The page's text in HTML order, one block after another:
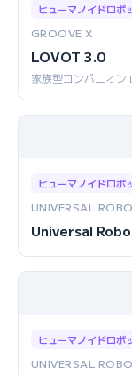
ヒューマノイドロボ
GROOVE X
LOVOT 3.0
家族型コンパニオ
ヒューマノイドロボ
UNIVERSAL
Universal
ヒューマノイドロボ
UNIVERSAL